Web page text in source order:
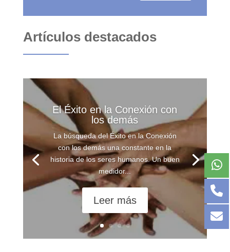
Artículos destacados
El Éxito en la Conexión con
los demás
La búsqueda del Éxito en la Conexión
con los demás una constante en la
historia de los seres humanos. Un buen
medidor...
Leer más